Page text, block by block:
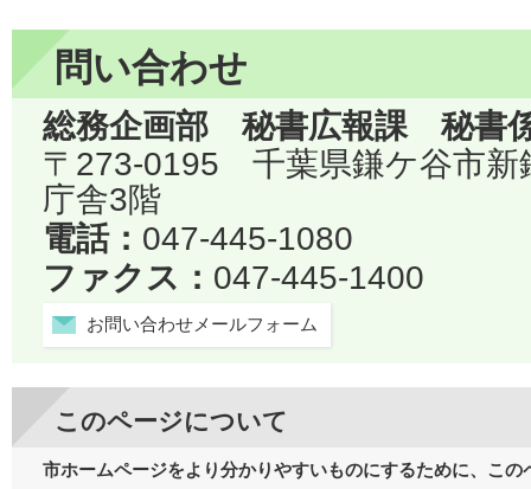
問い合わせ
総務企画部 秘書広報課 秘書
〒273-0195 千葉県鎌ケ谷市
庁舎3階
電話： 047-445-1080
ファクス： 047-445-1400
お問い合わせメールフォーム
このページについて
市ホームページをより分かりやすいものにするために、こ